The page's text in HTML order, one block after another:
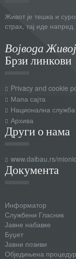
Живот је тешка и
страх, тај иде напред.
Војвода
Брзи линкови
Privacy and cookie
Мапа сајта
Национална
Архива
Други о нама
www.daibau.rs/
Документа
Информатор
Службени Гласник
Јавне набавке
Буџет
Јавни позиви
Обједињена